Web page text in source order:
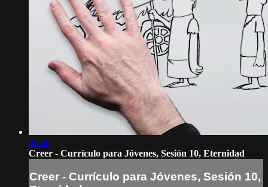
02:40
Creer - Currículo para Jóvenes, Sesión 10, Eternidad
Creer - Currículo para Jóvenes, Sesión 10,